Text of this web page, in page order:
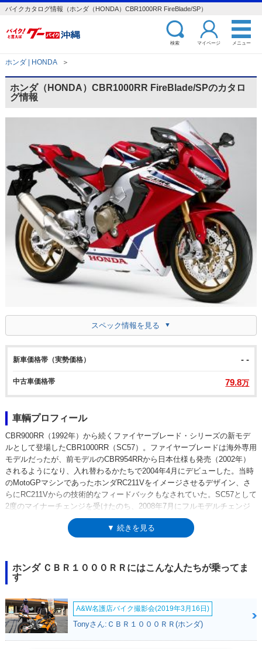
バイクカタログ情報（ホンダ（HONDA）CBR1000RR FireBlade/SP）
検索 マイページ メニュー
ホンダ | HONDA ＞
ホンダ（HONDA）CBR1000RR FireBlade/SPのカタロ
グ情報
スペック情報を見る
新車価格帯（実勢価格） - -
中古車価格帯 79.8万
車輌プロフィール
CBR900RR（1992年）から続くファイヤーブレード・シリーズの新モデ
ルとして登場したCBR1000RR（SC57）。ファイヤーブレードは海外専用
モデルだったが、前モデルのCBR954RRから日本仕様も発売（2002年）
されるようになり、入れ替わるかたちで2004年4月にデビューした。当時
のMotoGPマシンであったホンダRC211Vをイメージさせるデザイン、さ
らにRC211Vからの技術的なフィードバックもなされていた。SC57として
2度のマイナーチェンジを受けたのち、2008年7月にフルモデルチェンジ
（SC59）が行われた。SC59型は、このクラスのスーパースポーツとして
は長期間製造され、3度目のマイナーチェンジを受けた2014年には、より
れた。SPには、軽量小型のリチウムイオンバッテリーやチタン製の燃料
タンクが採用されていた。同年5月には「SP2」も追加設定された。2019
RC213Vの制御プログラムをベースにするなどの内部熟成が図られた。
2020年、後継モデルのCBR1000RR-Rが登場するとともに、15年以上にわ
たったモデルライフに幕を下ろした。
▼ 続きを見る
ホンダ ＣＢＲ１０００ＲＲにはこんな人たちが乗ってま
す
A&W名護店バイク撮影会(2019年3月16日)
Tonyさん:ＣＢＲ１０００ＲＲ(ホンダ)